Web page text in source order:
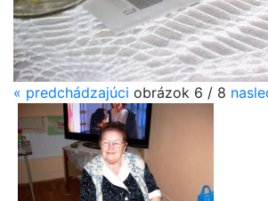
« predchádzajúci obrázok 6 / 8